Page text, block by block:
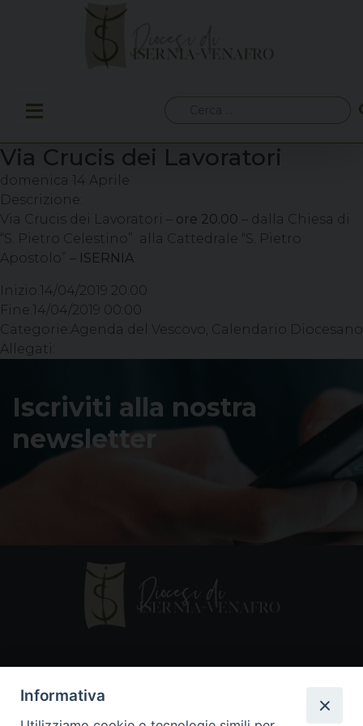
per:
Via Crucis dei Lavoratori
domenica 14 Aprile
Descrizione:
Via Crucis dei Lavoratori – ore 20.00 – dalla Chiesa di
“S. Pietro Celestino” alla Cattedrale “S. Pietro
Apostolo” – ISERNIA
Inizio: 14/04/2019 20:00
Fine: 14/04/2019 00:00
Categorie: Agenda del Vescovo, Calendario Diocesano
Allegati:
Iscriviti alla nostra
newsletter
Informativa